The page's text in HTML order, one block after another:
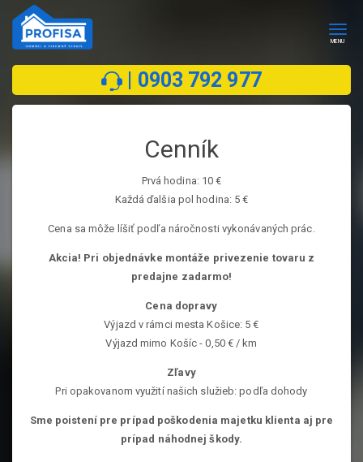
cenník | profisa.sk
MENU
0903 792 977
Cenník
Prvá hodina: 10 €
Každá ďalšia pol hodina: 5 €
Cena sa môže líšiť podľa náročnosti vykonávaných prác.
Akcia! Pri objednávke montáže privezenie tovaru z
predajne zadarmo!
Cena dopravy
Výjazd v rámci mesta Košice: 5 €
Výjazd mimo Košíc - 0,50 € / km
Zľavy
Pri opakovanom využití našich služieb: podľa dohody
Sme poistení pre prípad poškodenia majetku klienta aj pre
prípad náhodnej škody.